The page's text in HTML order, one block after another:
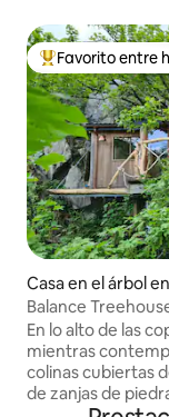
Favorito entre
Favorito entre
Casa en el árbol
Balance
copas de los
En lo alto de las
mientras
colinas cubiertas
de zanjas de